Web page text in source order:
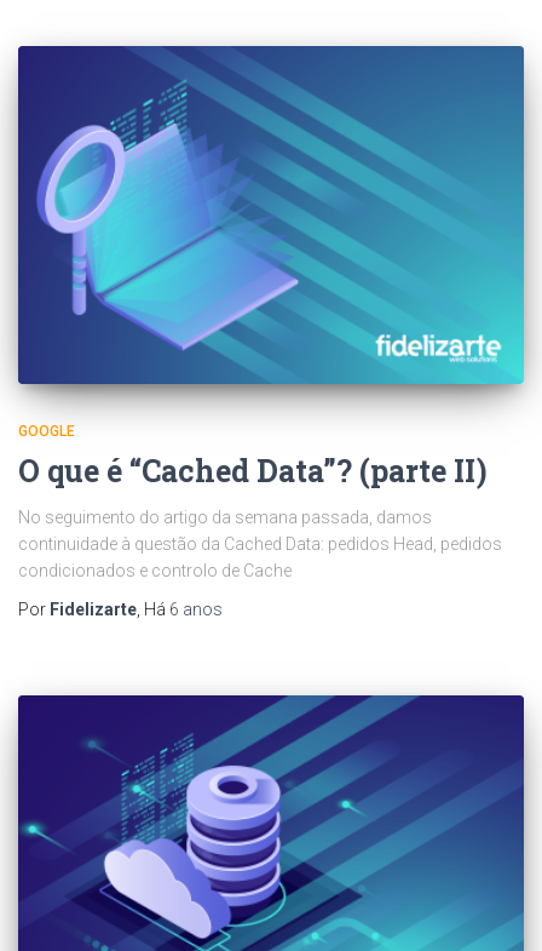
GOOGLE
O que é “Cached Data”? (parte II)
No seguimento do artigo da semana passada, damos
continuidade à questão da Cached Data: pedidos Head, pedidos
condicionados e controlo de Cache
Por Fidelizarte , Há 6 anos